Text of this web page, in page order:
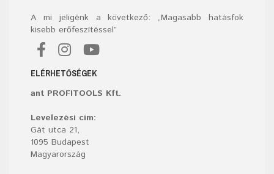
A mi jeligénk a következő: „Magasabb hatásfok
kisebb erőfeszítéssel”
ELÉRHETŐSÉGEK
ant PROFITOOLS Kft.
Levelezési cím:
Gát utca 21,
1095 Budapest
Magyarország